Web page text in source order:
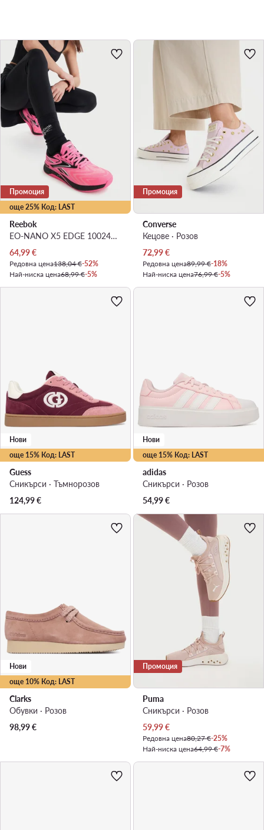
още 25% Код: LAST
Промоция
Reebok
EO-NANO X5 EDGE 100244436 · Обувки за фитнес зала
Актуална цена
64,99€
Редовна цена138,04 €-52%
Най-ниска цена68,99 €-5%
Промоция
Converse
Кецове · Розов
Актуална цена
72,99€
Редовна цена89,99 €-18%
Най-ниска цена76,99 €-5%
още 15% Код: LAST
Нови
Guess
Сникърси · Тъмнорозов
124,99€
още 15% Код: LAST
Нови
adidas
Сникърси · Розов
54,99€
още 10% Код: LAST
Нови
Clarks
Обувки · Розов
98,99€
Промоция
Puma
Сникърси · Розов
Актуална цена
59,99€
Редовна цена80,27 €-25%
Най-ниска цена64,99 €-7%